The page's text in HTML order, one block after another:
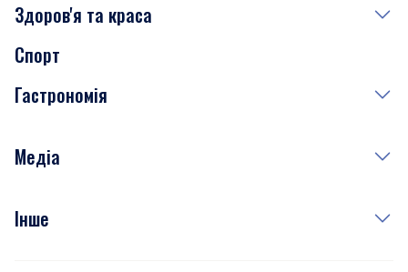
Сьогодні
Завтра
Субота
Здоров'я та краса
Медицина
Краса
Спорт
Гастрономія
Рецепти
Медіа
Фото
Інше